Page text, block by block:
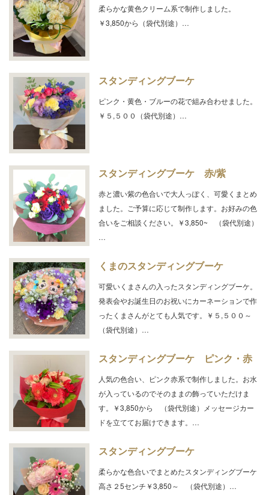
柔らかな黄色クリーム系で制作しました。
￥3,850から（袋代別途）…
スタンディングブーケ
ピンク・黄色・ブルーの花で組み合わせました。
￥５,５００（袋代別途）…
スタンディングブーケ 赤/紫
赤と濃い紫の色合いで大人っぽく、可愛くまとめ
ました。ご予算に応じて制作します。お好みの色
合いをご相談ください。￥3,850~ （袋代別途）
…
くまのスタンディングブーケ
可愛いくまさんの入ったスタンディングブーケ。
発表会やお誕生日のお祝いにカーネーションで作
ったくまさんがとても人気です。￥５,５００～
（袋代別途）…
スタンディングブーケ ピンク・赤
人気の色合い、ピンク赤系で制作しました。お水
が入っているのでそのままの飾っていただけま
す。￥3,850から （袋代別途）メッセージカー
ドを立ててお届けできます。…
スタンディングブーケ
柔らかな色合いでまとめたスタンディングブーケ
高さ２5センチ￥3,850～ （袋代別途）…